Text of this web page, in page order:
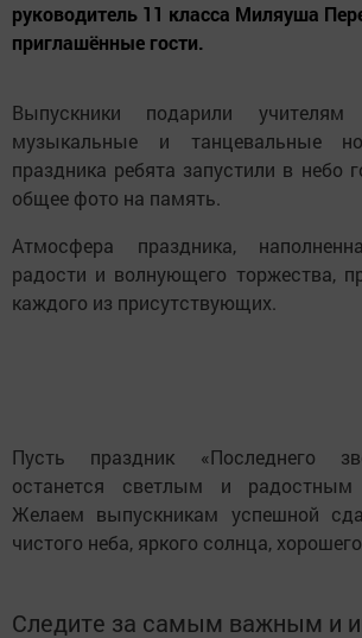
руководитель 11 класса Миляуша
приглашённые гости.
Выпускники подарили
музыкальные и танцевальные
праздника ребята запустили в небо
общее фото на память.
Атмосфера праздника,
радости и волнующего торжества,
каждого из присутствующих.
Пусть праздник «Последнего
останется светлым и радостным
Желаем выпускникам успешной
чистого неба, яркого солнца,
Следите за самым важным и